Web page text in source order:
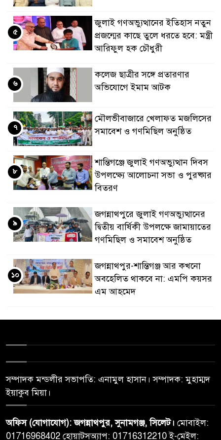
জুলাই গণঅভ্যুত্থানের ইতিহাস নতুন
প্রজন্মের কাছে তুলে ধরতে হবে: মন্ত্রী
আরিফুল হক চৌধুরী
৫
কলেজ ছাত্রীর সঙ্গে প্রতারণার
অভিযোগে ইমাম আটক
৬
মৌলভীবাজারে খেলাফত মজলিসের
সমাবেশ ও গণমিছিল অনুষ্ঠিত
৭
শান্তিগঞ্জে জুলাই গণঅভ্যুত্থান দিবস
উপলক্ষ্যে আলোচনা সভা ও পুরষ্কার
বিতরণ
৮
জগন্নাথপুরে জুলাই গণঅভ্যুত্থানের
দ্বিতীয় বার্ষিকী উপলক্ষে জামায়াতের
গণমিছিল ও সমাবেশ অনুষ্ঠিত
৯
জগন্নাথপুর-শান্তিগঞ্জ আর কখনো
অবহেলিত থাকবে না: এমপি কয়সর
এম আহমেদ
১০
সম্পাদক মন্ডলীর সভাপতি: এনামুল হাসান। সম্পাদক: মুহাম্মদ
ইয়াকুব মিয়া।
অফিস (যোগাযোগ): জগন্নাথপুর, সুনামগঞ্জ, সিলেট। মোবাইল:
01716968402 হোয়াটসঅ্যাপ: 01716312210 ই-মেইল: